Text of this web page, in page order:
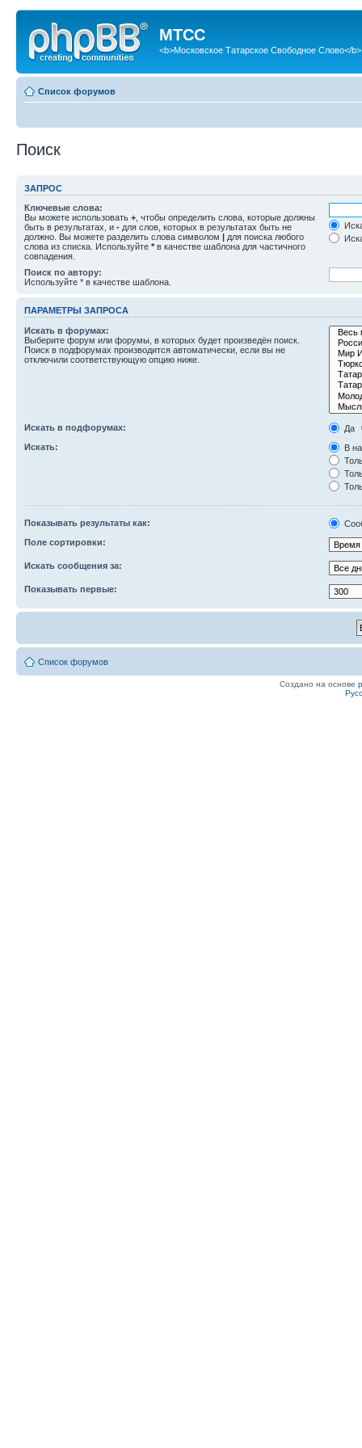
МТСС
<b>Московское Татарское Свободное Слово</b>
Список форумов
Поиск
ЗАПРОС
Ключевые слова:
Вы можете использовать + , чтобы определить слова, которые должны
быть в результатах, и - для слов, которых в результатах быть не
должно. Вы можете разделить слова символом | для поиска любого
слова из списка. Используйте * в качестве шаблона для частичного
совпадения.
Поиск по автору:
Используйте * в качестве шаблона.
ПАРАМЕТРЫ ЗАПРОСА
Искать в форумах:
Выберите форум или форумы, в которых будет произведён поиск.
Поиск в подфорумах производится автоматически, если вы не
отключили соответствующую опцию ниже.
Искать в подфорумах:
Да
Искать:
В
Показывать результаты как:
Поле сортировки:
Искать сообщения за:
Показывать первые:
Список форумов
Создано на основе